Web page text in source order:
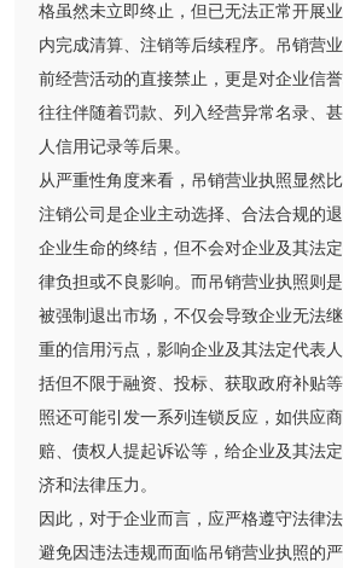
格虽然未立即终止，但已无法正常开展
内完成清算、注销等后续程序。吊销营
前经营活动的直接禁止，更是对企业信
往往伴随着罚款、列入经营异常名录、
人信用记录等后果。
从严重性角度来看，吊销营业执照显然
注销公司是企业主动选择、合法合规的
企业生命的终结，但不会对企业及其法
律负担或不良影响。而吊销营业执照则
被强制退出市场，不仅会导致企业无法
重的信用污点，影响企业及其法定代表
括但不限于融资、投标、获取政府补贴
照还可能引发一系列连锁反应，如供应
赔、债权人提起诉讼等，给企业及其法
济和法律压力。
因此，对于企业而言，应严格遵守法律
避免因违法违规而面临吊销营业执照的